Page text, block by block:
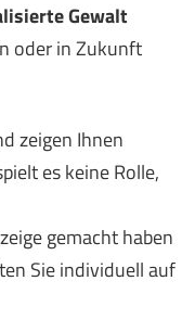
Gewalt
oder in Zukunft
zeigen Ihnen
es keine Rolle,
gemacht haben
Sie individuell auf